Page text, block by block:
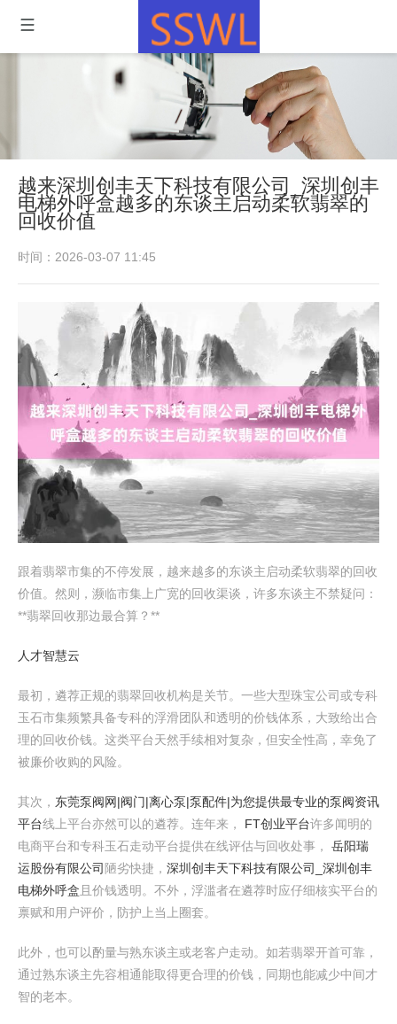
越来深圳创丰天下科技有限公司_深圳创丰
电梯外呼盒越多的东谈主启动柔软翡翠的
回收价值
时间：2026-03-07 11:45
跟着翡翠市集的不停发展，越来越多的东谈主启动柔软翡翠的回收
价值。然则，濒临市集上广宽的回收渠谈，许多东谈主不禁疑问：
**翡翠回收那边最合算？**
人才智慧云
最初，遴荐正规的翡翠回收机构是关节。一些大型珠宝公司或专科
玉石市集频繁具备专科的浮滑团队和透明的价钱体系，大致给出合
理的回收价钱。这类平台天然手续相对复杂，但安全性高，幸免了
被廉价收购的风险。
其次， 东莞泵阀网|阀门|离心泵|泵配件|为您提供最专业的泵阀资讯
平台线上平台亦然可以的遴荐。连年来， FT创业平台许多闻明的
电商平台和专科玉石走动平台提供在线评估与回收处事， 岳阳瑞
运股份有限公司 陋劣快捷， 深圳创丰天下科技有限公司_深圳创丰
电梯外呼盒 且价钱透明。不外，浮滥者在遴荐时应仔细核实平台的
禀赋和用户评价，防护上当上圈套。
此外，也可以酌量与熟东谈主或老客户走动。如若翡翠开首可靠，
通过熟东谈主先容相通能取得更合理的价钱，同期也能减少中间才
智的老本。